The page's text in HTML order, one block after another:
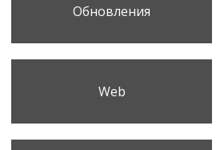
Обновления
Web